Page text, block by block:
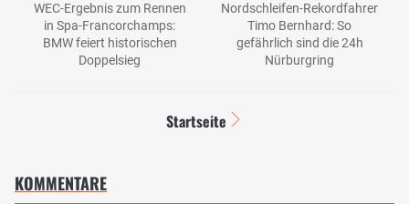
WEC-Ergebnis zum Rennen
in Spa-Francorchamps:
BMW feiert historischen
Doppelsieg
Nordschleifen-Rekordfahrer
Timo Bernhard: So
gefährlich sind die 24h
Nürburgring
Startseite
KOMMENTARE